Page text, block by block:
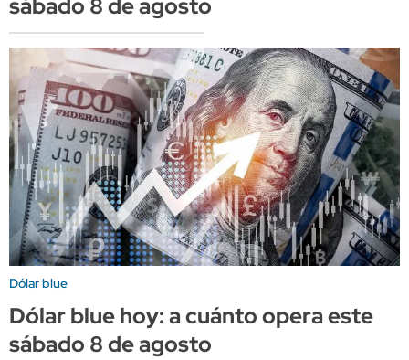
Dólar blue
Dólar blue hoy: a cuánto opera este
sábado 8 de agosto